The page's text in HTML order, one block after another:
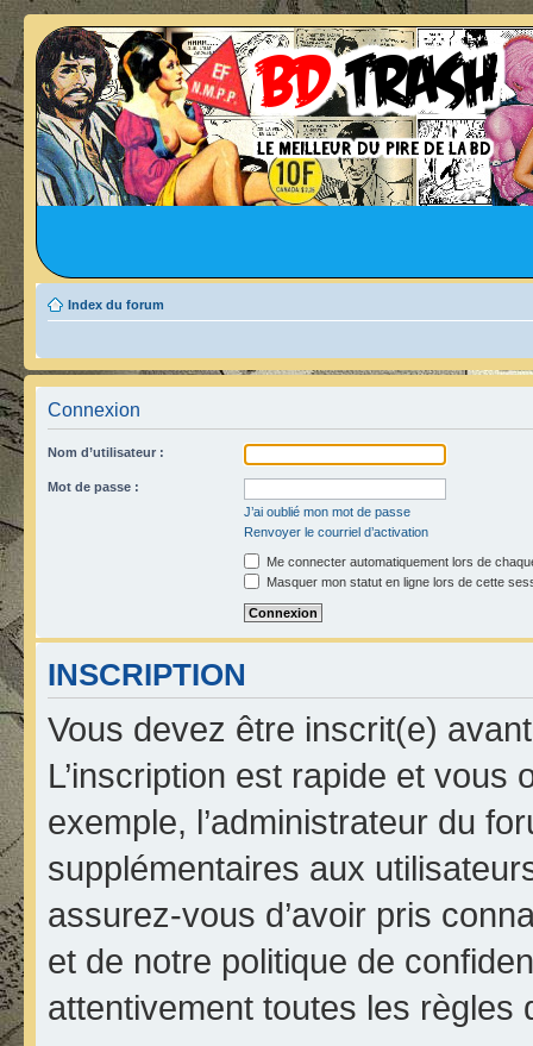
Index du forum
Connexion
Nom d’utilisateur :
Mot de passe :
J’ai oublié mon mot de passe
Renvoyer le courriel d’activation
Me connecter automatiquement lors de
Masquer mon statut en ligne lors de cette
INSCRIPTION
Vous devez être inscrit(e)
L’inscription est rapide et
exemple, l’administrateur du
supplémentaires aux
assurez-vous d’avoir pris
et de notre politique de
attentivement toutes les règles